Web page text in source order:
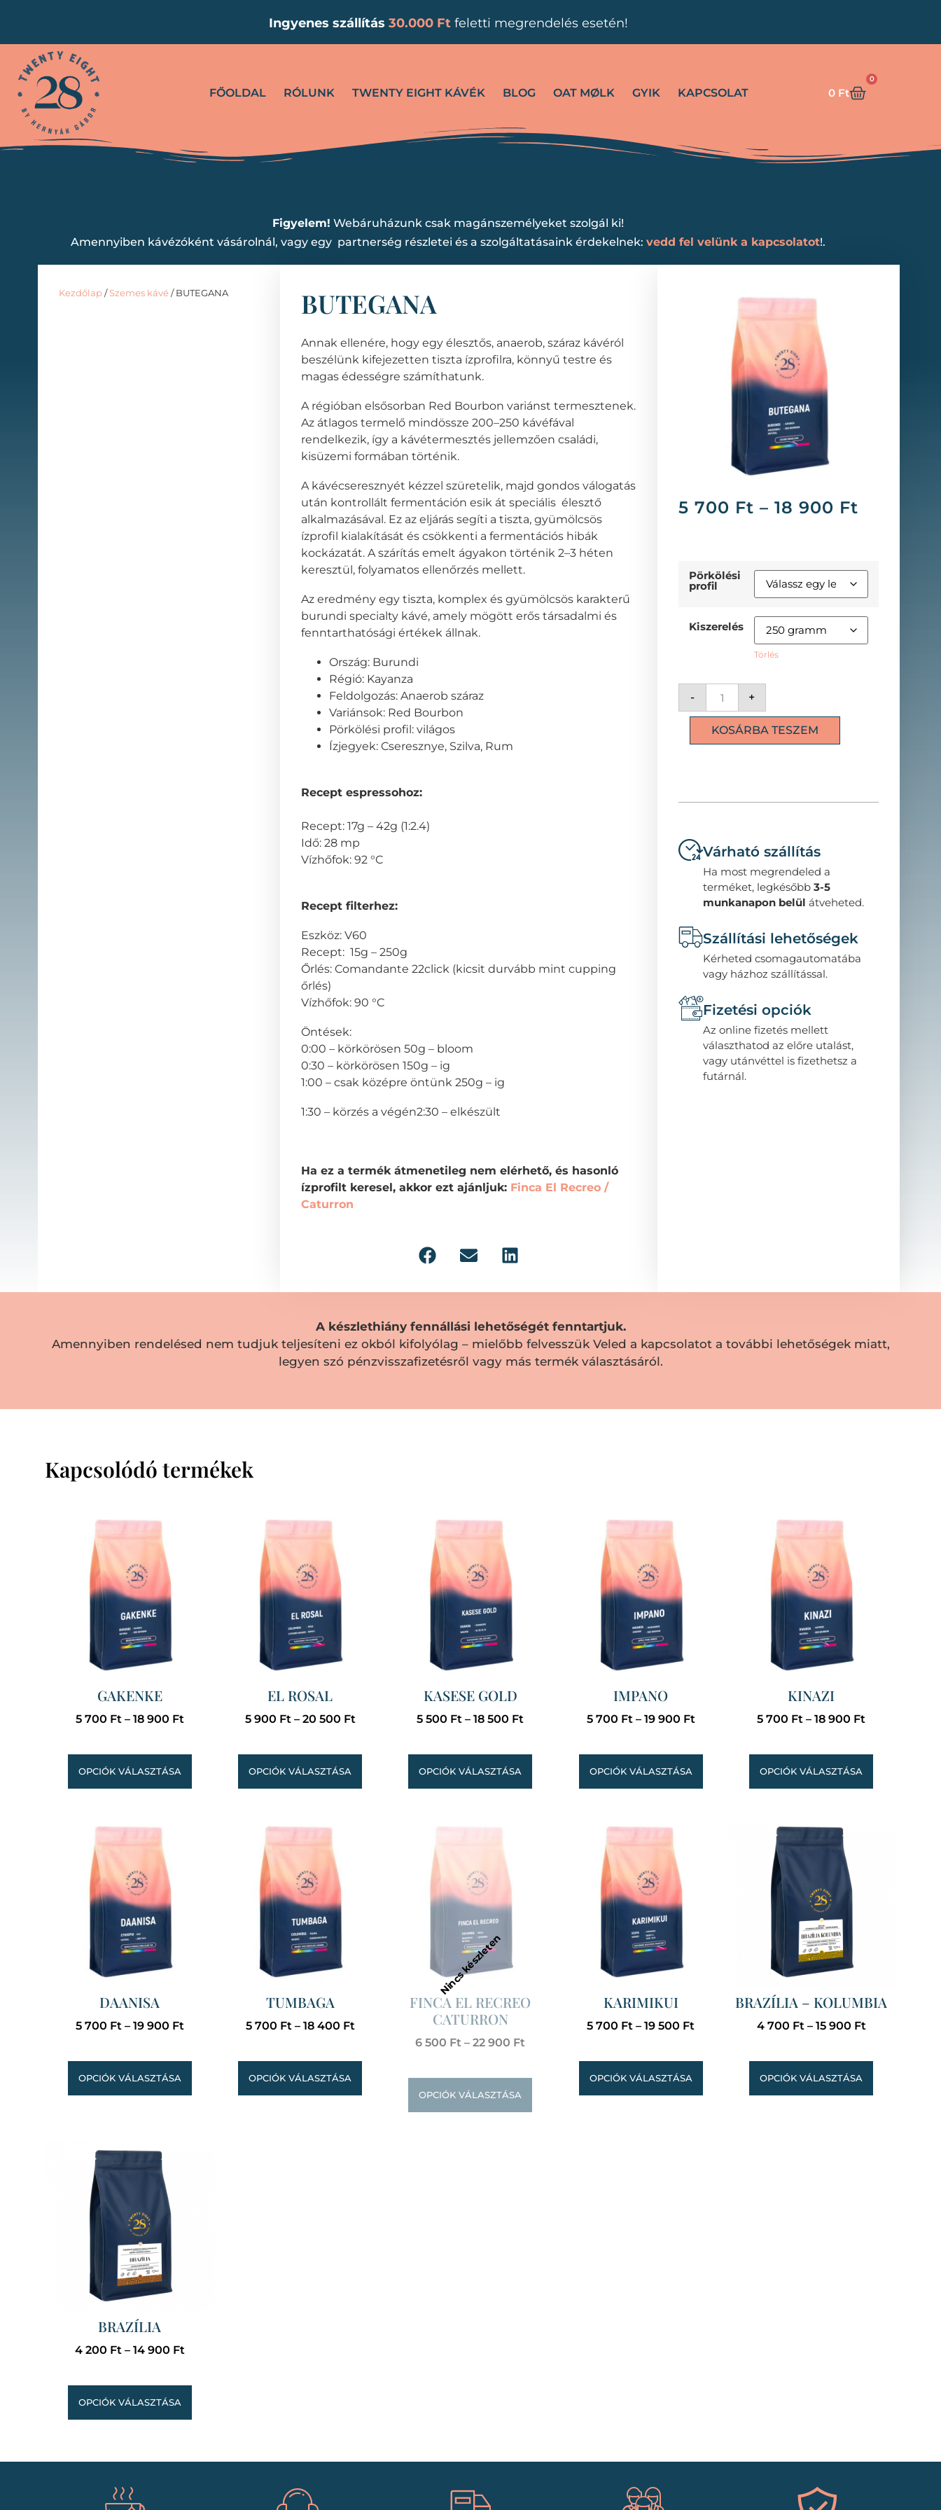
Ingyenes szállítás 30.000 Ftfeletti megrendelés esetén!
FŐOLDAL RÓLUNK TWENTY EIGHT KÁVÉK BLOG OAT MØLK GYIK KAPCSOLAT 0 Ft
0
Figyelem! Webáruházunk csak magánszemélyeket szolgál ki!
Amennyiben kávézóként vásárolnál, vagy egy partnerség részletei és a szolgáltatásaink érdekelnek: vedd fel velünk a kapcsolatot!.
Kezdőlap/Szemes kávé/ BUTEGANA BUTEGANA
Annak ellenére, hogy egy élesztős, anaerob, száraz kávéról
beszélünk kifejezetten tiszta ízprofilra, könnyű testre és
magas édességre számíthatunk.
A régióban elsősorban Red Bourbon variánst termesztenek.
Az átlagos termelő mindössze 200–250 kávéfával
rendelkezik, így a kávétermesztés jellemzően családi,
kisüzemi formában történik.
A kávécseresznyét kézzel szüretelik, majd gondos válogatás
után kontrollált fermentáción esik át speciális élesztő
alkalmazásával. Ez az eljárás segíti a tiszta, gyümölcsös
ízprofil kialakítását és csökkenti a fermentációs hibák
kockázatát. A szárítás emelt ágyakon történik 2–3 héten
keresztül, folyamatos ellenőrzés mellett.
Az eredmény egy tiszta, komplex és gyümölcsös karakterű
burundi specialty kávé, amely mögött erős társadalmi és
fenntarthatósági értékek állnak.
Ország: Burundi
Régió: Kayanza
Feldolgozás: Anaerob száraz
Variánsok: Red Bourbon
Pörkölési profil: világos
Ízjegyek: Cseresznye, Szilva, Rum
Recept espressohoz:
Recept: 17g – 42g (1:2.4)
Idő: 28 mp
Vízhőfok: 92 °C
Recept filterhez:
Eszköz: V60
Recept: 15g – 250g
Őrlés: Comandante 22click (kicsit durvább mint cupping
őrlés)
Vízhőfok: 90 °C
Öntések:
0:00 – körkörösen 50g – bloom
0:30 – körkörösen 150g – ig
1:00 – csak középre öntünk 250g – ig
1:30 – körzés a végén2:30 – elkészült
Ha ez a termék átmenetileg nem elérhető, és hasonló
ízprofilt keresel, akkor ezt ajánljuk: Finca El Recreo /
Caturron
5 700 Ft – 18 900 Ft
Pörkölési
profil
Kiszerelés
Törlés
- +
KOSÁRBA TESZEM
Várható szállítás
Ha most megrendeled a
terméket, legkésőbb 3-5
munkanapon belül átveheted.
Szállítási lehetőségek
Kérheted csomagautomatába
vagy házhoz szállítással.
Fizetési opciók
Az online fizetés mellett
választhatod az előre utalást,
vagy utánvéttel is fizethetsz a
futárnál.
A készlethiány fennállási lehetőségét fenntartjuk.
Amennyiben rendelésed nem tudjuk teljesíteni ez okból kifolyólag – mielőbb felvesszük Veled a kapcsolatot a további lehetőségek miatt,
legyen szó pénzvisszafizetésről vagy más termék választásáról.
Kapcsolódó termékek
GAKENKE
5 700 Ft – 18 900 Ft
OPCIÓK VÁLASZTÁSA
EL ROSAL
5 900 Ft – 20 500 Ft
OPCIÓK VÁLASZTÁSA
KASESE GOLD
5 500 Ft – 18 500 Ft
OPCIÓK VÁLASZTÁSA
IMPANO
5 700 Ft – 19 900 Ft
OPCIÓK VÁLASZTÁSA
KINAZI
5 700 Ft – 18 900 Ft
OPCIÓK VÁLASZTÁSA
DAANISA
5 700 Ft – 19 900 Ft
OPCIÓK VÁLASZTÁSA
TUMBAGA
5 700 Ft – 18 400 Ft
OPCIÓK VÁLASZTÁSA
FINCA EL RECREO
CATURRON
6 500 Ft – 22 900 Ft
OPCIÓK VÁLASZTÁSA
KARIMIKUI
5 700 Ft – 19 500 Ft
OPCIÓK VÁLASZTÁSA
BRAZÍLIA – KOLUMBIA
4 700 Ft – 15 900 Ft
OPCIÓK VÁLASZTÁSA
BRAZÍLIA
4 200 Ft – 14 900 Ft
OPCIÓK VÁLASZTÁSA